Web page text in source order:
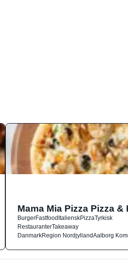
Mama Mia Pizza Pizza &
BurgerFastfoodItalienskPizzaTyrkisk
RestauranterTakeaway
DanmarkRegion NordjyllandAalborg